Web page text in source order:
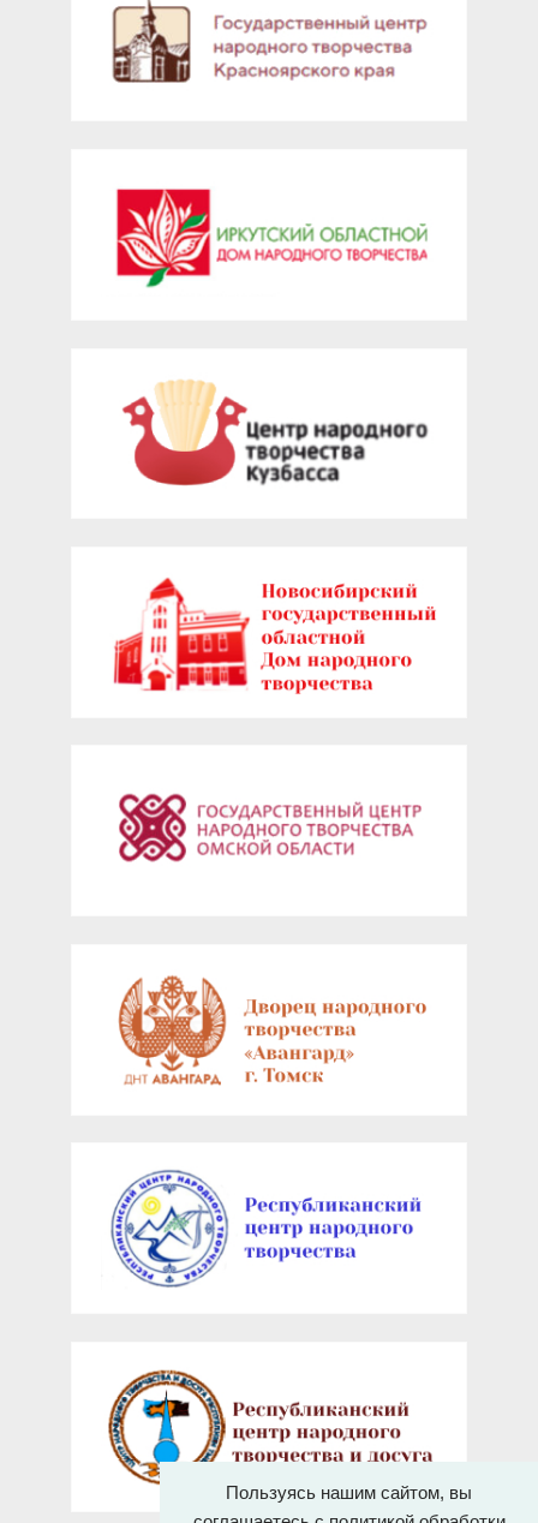
Пользуясь нашим сайтом, вы